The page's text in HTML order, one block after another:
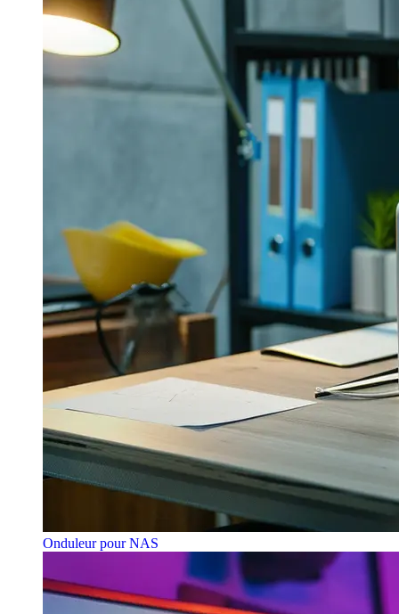
Onduleur pour NAS